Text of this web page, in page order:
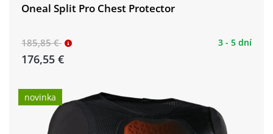
Oneal Split Pro Chest Protector
185,85 €
176,55 €
3 - 5 dní
novinka